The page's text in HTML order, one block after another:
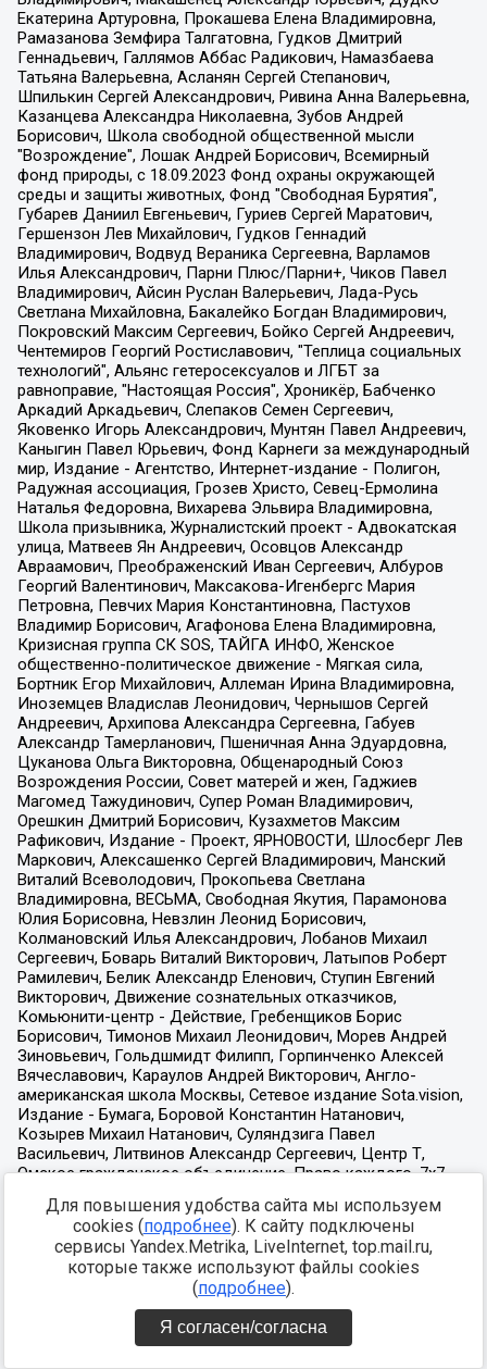
Для повышения удобства сайта мы используем
cookies (подробнее). К сайту подключены
сервисы Yandex.Metrika, LiveInternet, top.mail.ru,
которые также используют файлы cookies
(подробнее).
Я согласен/согласна